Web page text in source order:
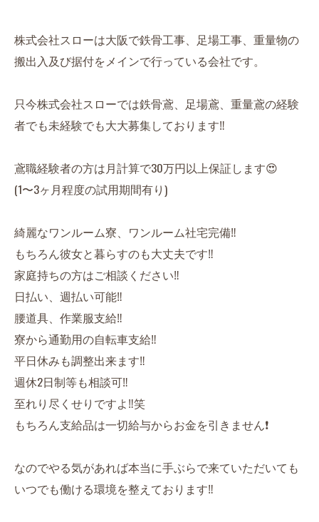
株式会社スローは大阪で鉄骨工事、足場工事、重量物の
搬出入及び据付をメインで行っている会社です。
只今株式会社スローでは鉄骨鳶、足場鳶、重量鳶の経験
者でも未経験でも大大募集しております‼️
鳶職経験者の方は月計算で30万円以上保証します😍
(1〜3ヶ月程度の試用期間有り)
綺麗なワンルーム寮、ワンルーム社宅完備‼️
もちろん彼女と暮らすのも大丈夫です‼️
家庭持ちの方はご相談ください‼️
日払い、週払い可能‼️
腰道具、作業服支給‼️
寮から通勤用の自転車支給‼️
平日休みも調整出来ます‼️
週休2日制等も相談可‼️
至れり尽くせりですよ‼️笑
もちろん支給品は一切給与からお金を引きません❗️
なのでやる気があれば本当に手ぶらで来ていただいても
いつでも働ける環境を整えております‼️